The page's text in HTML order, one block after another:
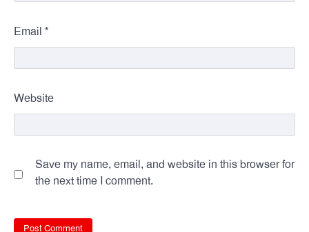
Email *
Website
Save my name, email, and website in this browser for
the next time I comment.